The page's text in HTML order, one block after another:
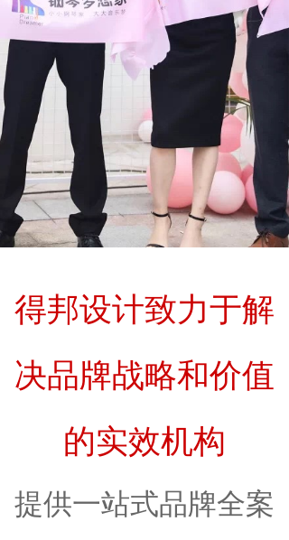
得邦设计致力于解
决品牌战略和价值
的实效机构
提供一站式品牌全案